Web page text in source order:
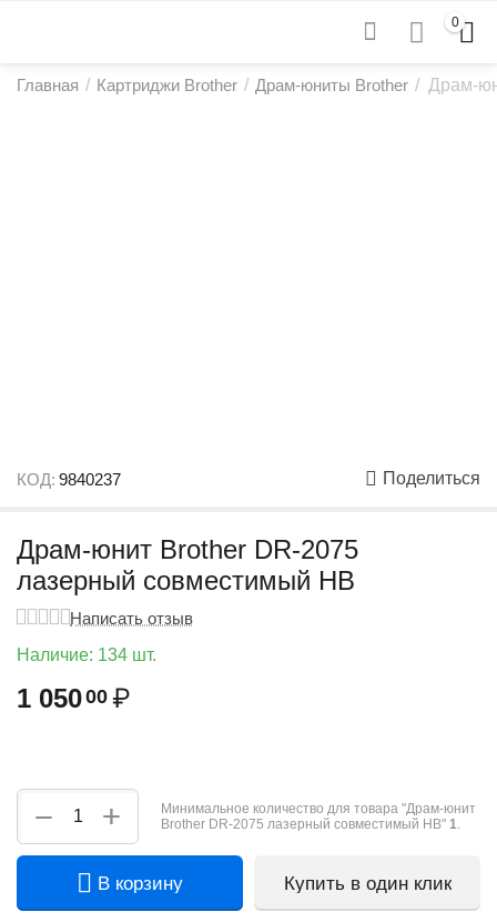
0
Главная / Картриджи Brother / Драм-юниты Brother / Драм-
КОД: 9840237 Поделиться
Драм-юнит Brother DR-2075
лазерный совместимый HB
Написать отзыв
Наличие: 134 шт.
1 05000 ₽
+
−
Минимальное количество для товара "Драм-юнит
Brother DR-2075 лазерный совместимый HB" 1.
В корзину Купить в один клик